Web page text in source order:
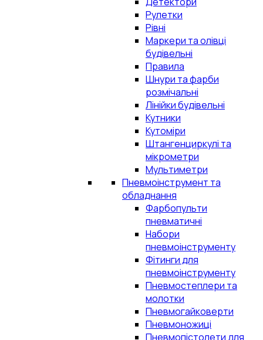
Рулетки
Рівні
Маркери та олівці
будівельні
Правила
Шнури та фарби
розмічальні
Лінійки будівельні
Кутники
Кутоміри
Штангенциркулі та
мікрометри
Мультиметри
Пневмоінструмент та
обладнання
Фарбопульти
пневматичні
Набори
пневмоінструменту
Фітинги для
пневмоінструменту
Пневмостеплери та
молотки
Пневмогайковерти
Пневмоножиці
Пневмопістолети для